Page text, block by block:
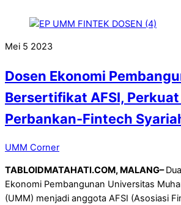
Mei 5 2023
Dosen Ekonomi
Bersertifikat AFSI, Perkuat
Perbankan-Fintech
UMM Corner
TABLOIDMATAHATI.COM, MALANG–
Ekonomi Pembangunan Universitas
(UMM) menjadi anggota AFSI (Asosiasi